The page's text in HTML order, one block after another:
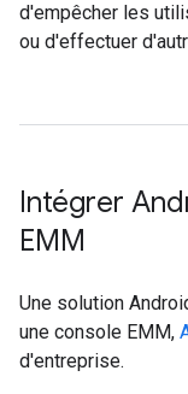
d'empêcher les
ou d'effectuer
Intégrer
EMM
Une solution
une console EMM,
d'entreprise.